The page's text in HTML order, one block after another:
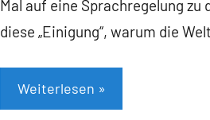
Mal auf eine Sprachregelung
diese „Einigung“, warum die
Weiterlesen